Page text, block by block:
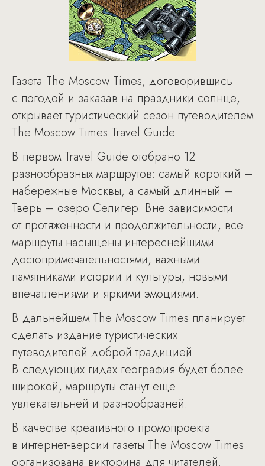
Газета The Moscow Times, договорившись
с погодой и заказав на праздники солнце,
открывает туристический сезон путеводителем
The Moscow Times Travel Guide.
В первом Travel Guide отобрано 12
разнообразных маршрутов: самый короткий –
набережные Москвы, а самый длинный –
Тверь – озеро Селигер. Вне зависимости
от протяженности и продолжительности, все
маршруты насыщены интереснейшими
достопримечательностями, важными
памятниками истории и культуры, новыми
впечатлениями и яркими эмоциями.
В дальнейшем The Moscow Times планирует
сделать издание туристических
путеводителей доброй традицией.
В следующих гидах география будет более
широкой, маршруты станут еще
увлекательней и разнообразней.
В качестве креативного промопроекта
в интернет-версии газеты The Moscow Times
организована викторина для читателей.